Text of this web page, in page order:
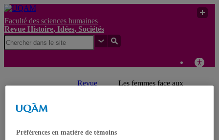
Faculté des sciences humaines
Revue Histoire, Idées, Sociétés
Revue
Les femmes face aux
Revue Histoire, Idées, Sociétés
Préférences en matière de témoins